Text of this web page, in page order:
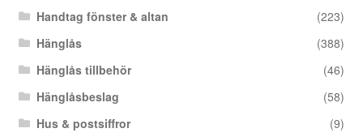
Handtag fönster & altan
(223)
Hänglås
(388)
Hänglås tillbehör
(46)
Hänglåsbeslag
(58)
Hus & postsiffror
(9)